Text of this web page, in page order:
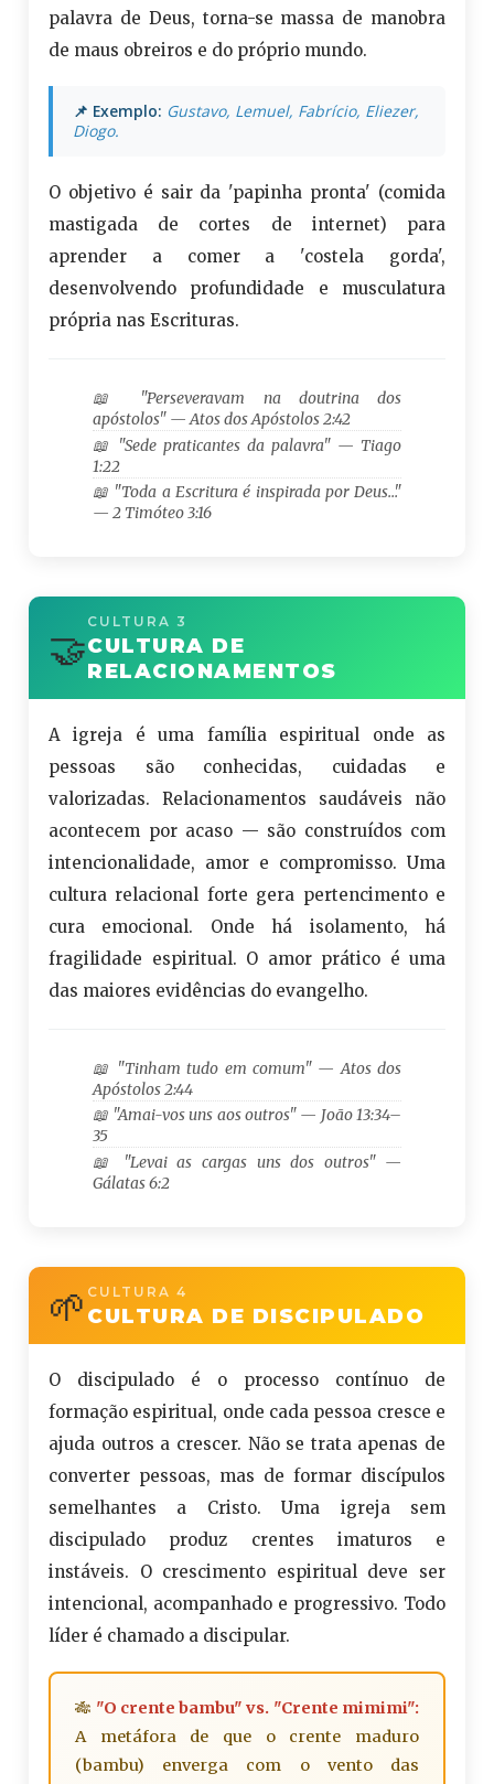
palavra de Deus, torna-se massa de manobra
de maus obreiros e do próprio mundo.
📌 Exemplo: Gustavo, Lemuel, Fabrício, Eliezer,
Diogo.
O objetivo é sair da 'papinha pronta' (comida
mastigada de cortes de internet) para
aprender a comer a 'costela gorda',
desenvolvendo profundidade e musculatura
própria nas Escrituras.
📖 "Perseveravam na doutrina dos
apóstolos" — Atos dos Apóstolos 2:42
📖 "Sede praticantes da palavra" — Tiago
1:22
📖 "Toda a Escritura é inspirada por Deus…"
— 2 Timóteo 3:16
🤝
CULTURA 3
CULTURA DE
RELACIONAMENTOS
A igreja é uma família espiritual onde as
pessoas são conhecidas, cuidadas e
valorizadas. Relacionamentos saudáveis não
acontecem por acaso — são construídos com
intencionalidade, amor e compromisso. Uma
cultura relacional forte gera pertencimento e
cura emocional. Onde há isolamento, há
fragilidade espiritual. O amor prático é uma
das maiores evidências do evangelho.
📖 "Tinham tudo em comum" — Atos dos
Apóstolos 2:44
📖 "Amai-vos uns aos outros" — João 13:34–
35
📖 "Levai as cargas uns dos outros" —
Gálatas 6:2
🌱 CULTURA 4
CULTURA DE DISCIPULADO
O discipulado é o processo contínuo de
formação espiritual, onde cada pessoa cresce e
ajuda outros a crescer. Não se trata apenas de
converter pessoas, mas de formar discípulos
semelhantes a Cristo. Uma igreja sem
discipulado produz crentes imaturos e
instáveis. O crescimento espiritual deve ser
intencional, acompanhado e progressivo. Todo
líder é chamado a discipular.
🎋 "O crente bambu" vs. "Crente mimimi":
A metáfora de que o crente maduro
(bambu) enverga com o vento das